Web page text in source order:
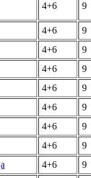
4+6 9
4+6
9
4+6
9
4+6
9
4+6
9
4+6
9
4+6
9
4+6
9
4+6
9